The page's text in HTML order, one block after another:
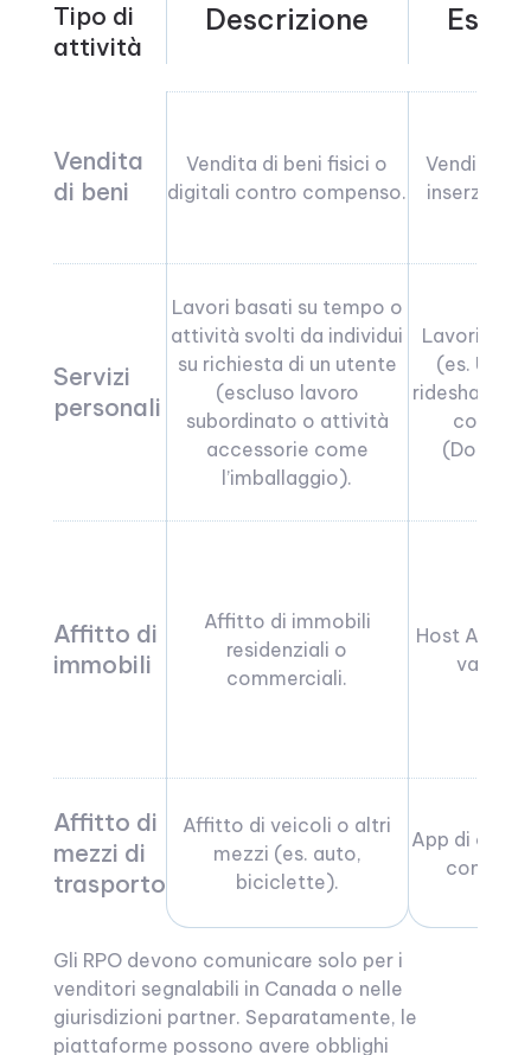
Tipo di
attività
Descrizione
Vendita
di beni
Vendita di beni fisici o
digitali contro compenso.
Vendite su
inserzioni
Servizi
personali
Lavori basati su tempo o
attività svolti da individui
su richiesta di un utente
(escluso lavoro
subordinato o attività
accessorie come
l’imballaggio).
Lavori
(es.
ridesharing
Affitto di
immobili
Affitto di immobili
residenziali o
commerciali.
Host
Affitto di
mezzi di
trasporto
Affitto di veicoli o altri
mezzi (es. auto,
biciclette).
App di car-
come
Gli RPO devono comunicare solo per i
venditori segnalabili in Canada o nelle
giurisdizioni partner. Separatamente, le
piattaforme possono avere obblighi